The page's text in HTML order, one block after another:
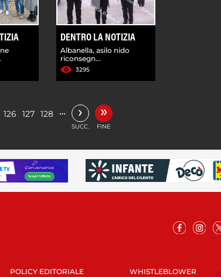
DENTRO LA NOTIZIA
Albanella, asilo nido
riconsegn...
3295
126 127 128 … ›
SUCC.
»
FINE
POLICY EDITORIALE WHISTLEBLOWER